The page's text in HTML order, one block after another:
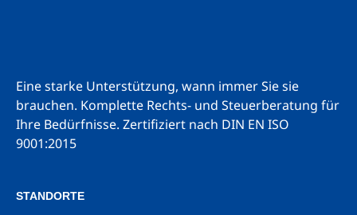
Eine starke Unterstützung, wann immer Sie sie
brauchen. Komplette Rechts- und Steuerberatung für
Ihre Bedürfnisse. Zertifiziert nach DIN EN ISO
9001:2015
STANDORTE